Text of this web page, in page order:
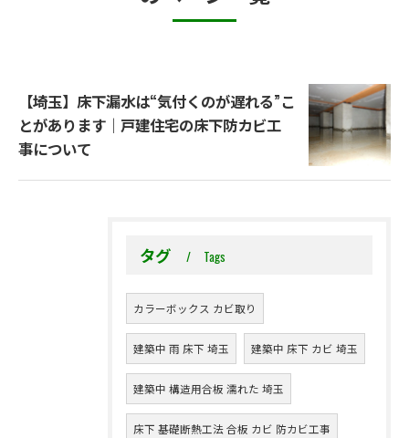
【埼玉】床下漏水は“気付くのが遅れる”こ
とがあります｜戸建住宅の床下防カビ工
事について
タグ Tags
カラーボックス カビ取り
建築中 雨 床下 埼玉 建築中 床下 カビ 埼玉
建築中 構造用合板 濡れた 埼玉
床下 基礎断熱工法 合板 カビ 防カビ工事